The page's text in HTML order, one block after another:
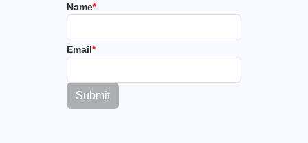
Name*
Email*